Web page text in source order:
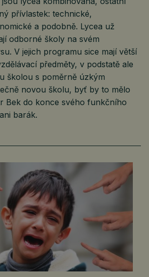
přívlastek: technické,
a podobně. Lycea už
odborné školy na svém
V jejich programu sice mají větší
předměty, v podstatě ale
školou s poměrně úzkým
novou školu, byť by to mělo
Bek do konce svého funkčního
barák.